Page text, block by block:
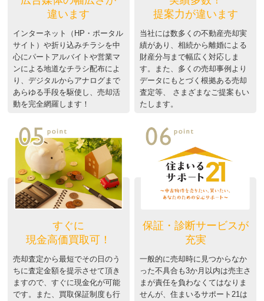
違います
インターネット（HP・ポータル
サイト）や折り込みチラシを中
心にパートアルバイトや営業マ
ンによる地道なチラシ配布によ
り、デジタルからアナログまで
あらゆる手段を駆使し、売却活
動を完全網羅します！
提案力が違います
当社には数多くの不動産売却実
績があり、相続から離婚による
財産分与まで幅広く対応しま
す。また、多くの売却事例より
データにもとづく根拠ある売却
査定等、 さまざまなご提案もい
たします。
すぐに
現金高価買取可！
売却査定から最短でその日のう
ちに査定金額を提示させて頂き
ますので、すぐに現金化が可能
です。また、買取保証制度も行
保証・診断サービスが
充実
一般的に売却時に見つからなか
った不具合も3か月以内は売主さ
まが責任を負わなくてはなりま
せんが、住まいるサポート21は